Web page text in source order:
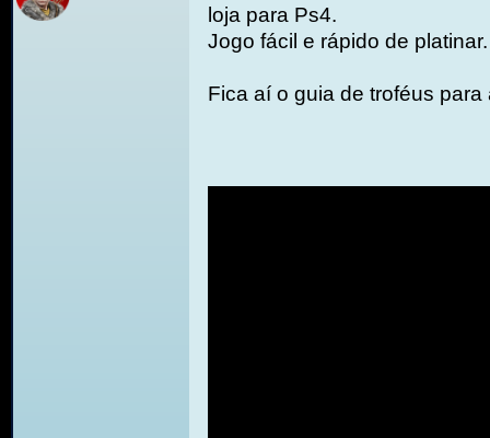
loja para Ps4.
Jogo fácil e rápido de platinar.
Fica aí o guia de troféus para